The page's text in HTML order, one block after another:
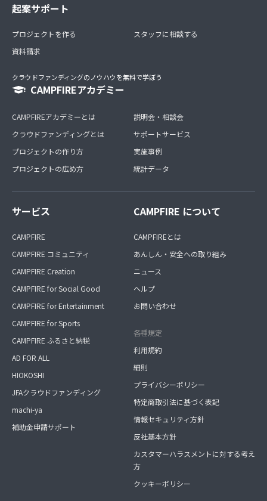
起案サポート
プロジェクトを作る
資料請求
スタッフに相談する
クラウドファンディングのノウハウを無料で学ぼう
CAMPFIREアカデミー
CAMPFIREアカデミーとは
クラウドファンディングとは
プロジェクトの作り方
プロジェクトの広め方
説明会・相談会
サポートサービス
実施事例
統計データ
サービス
CAMPFIRE
CAMPFIRE コミュニティ
CAMPFIRE Creation
CAMPFIRE for Social Good
CAMPFIRE for Entertainment
CAMPFIRE for Sports
CAMPFIRE ふるさと納税
AD FOR ALL
HIOKOSHI
JFAクラウドファンディング
machi-ya
補助金申請サポート
CAMPFIRE について
CAMPFIREとは
あんしん・安全への取り組み
ニュース
ヘルプ
お問い合わせ
各種規定
利用規約
細則
プライバシーポリシー
特定商取引法に基づく表記
情報セキュリティ方針
反社基本方針
カスタマーハラスメントに対する考え
方
クッキーポリシー